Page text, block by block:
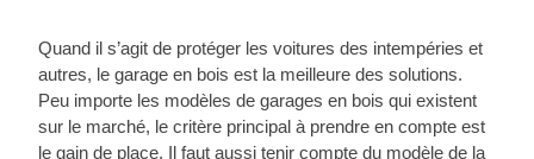
Quand il s’agit de protéger les voitures des intempéries et
autres, le garage en bois est la meilleure des solutions.
Peu importe les modèles de garages en bois qui existent
sur le marché, le critère principal à prendre en compte est
le gain de place. Il faut aussi tenir compte du modèle de la